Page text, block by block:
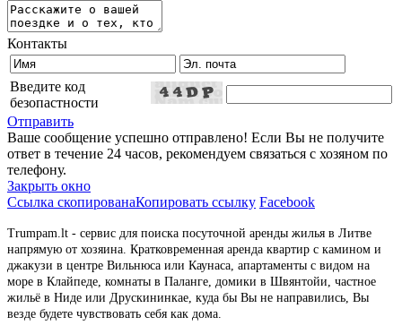
Контакты
Введите код
безопастности
Отправить
Ваше сообщение успешно отправлено! Если Вы не получите
ответ в течение 24 часов, рекомендуем связаться с хозяном по
телефону.
Закрыть окно
Ссылка скопированаКопировать ссылку Facebook
Trumpam.lt - сервис для поиска посуточной аренды жилья в Литве
напрямую от хозяина. Кратковременная аренда квартир с камином и
джакузи в центре Вильнюса или Каунаса, апартаменты с видом на
море в Клайпеде, комнаты в Паланге, домики в Швянтойи, частное
жильё в Ниде или Друскининкае, куда бы Вы не направились, Вы
везде будете чувствовать себя как дома.